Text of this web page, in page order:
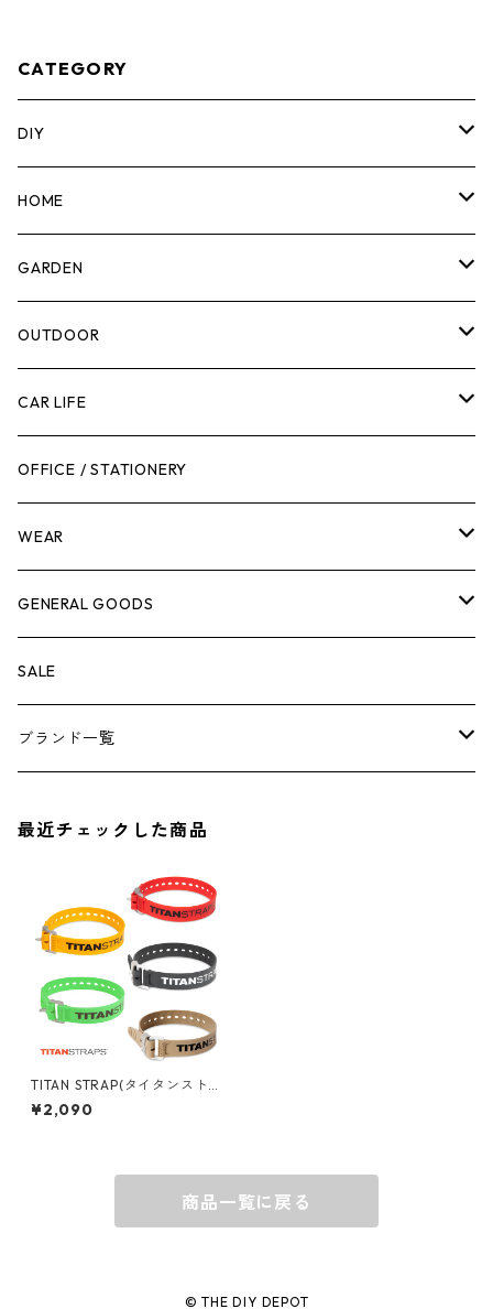
CATEGORY
DIY
マーカー
計測機器
腰袋・ツールホルスター
工具箱
作業台
脚立
ケミカル
その他
HOME
5ガロンバケツ
キッチン
日用品
ボディケア
GARDEN
剪定ばさみ
ガーデンツール
ガーデンチェア
キャビネット・ツールハンガー
冬季用品
その他
OUTDOOR
スツール
バンジーバンド
ストレージボックス
クーラーボックス
ナイフ
CAR LIFE
メンテナンスグッズ
車内グッズ
車外グッズ
芳香剤
OFFICE / STATIONERY
WEAR
トップス
ボトムス
アンダーウェア
グローブ
グラス
GENERAL GOODS
ウォレット
エアーフレッシュナー
SALE
ブランド一覧
BEHRENS
BELL
最近チェックした商品
TITAN STRAP(タイタンストラ
ップ ) インダストリアル 20イ
ンチ/51cm レッド/イエロー/
¥2,090
商品一覧に戻る
© THE DIY DEPOT